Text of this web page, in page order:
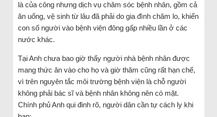
là của công nhưng dịch vụ chăm sóc bệnh nhân, gồm cả
ăn uống, vệ sinh từ lâu đã phải do gia đình chăm lo, khiến
con số người vào bệnh viện đông gấp nhiều lần ở các
nước khác.
Tại Anh chưa bao giờ thấy người nhà bệnh nhân được
mang thức ăn vào cho họ và giờ thăm cũng rất hạn chế,
vì trên nguyên tắc môi trường bệnh viện là chỗ người
không phải bác sĩ và bệnh nhân không nên có mặt.
Chính phủ Anh qui đinh rõ, người dân cần tự cách ly khi